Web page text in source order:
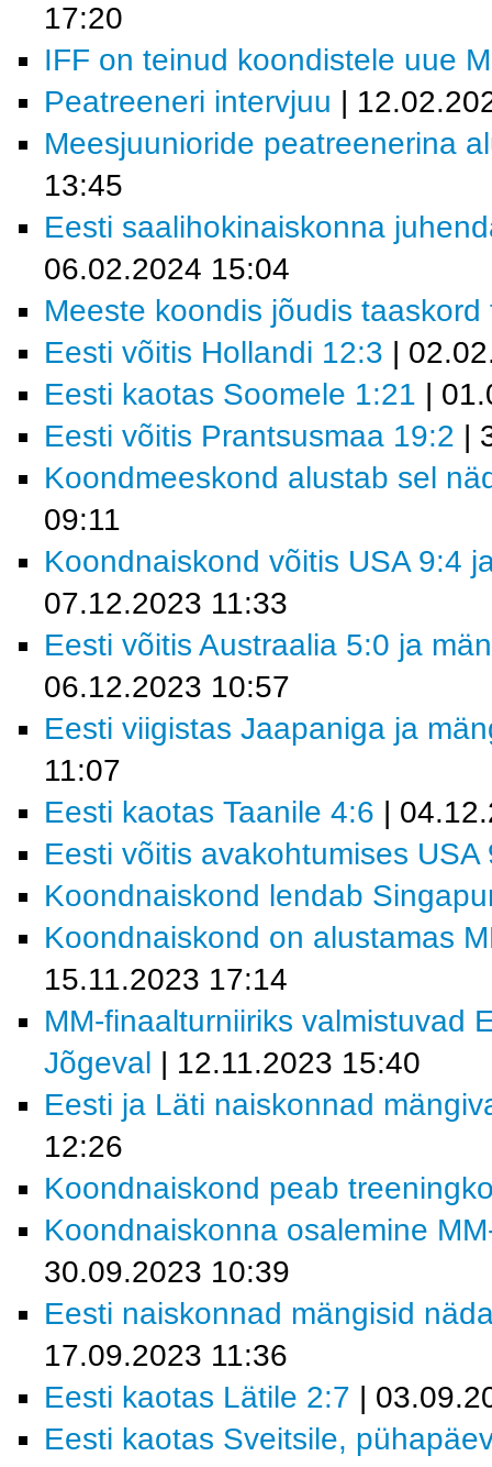
17:20
IFF on teinud koondistele uue
Peatreeneri intervjuu |
Meesjuunioride peatreenerina
13:45
Eesti saalihokinaiskonna
06.02.2024 15:04
Meeste koondis jõudis taaskord
Eesti võitis Hollandi 12:3 |
Eesti kaotas Soomele 1:21 |
Eesti võitis Prantsusmaa 19:2 |
Koondmeeskond alustab sel
09:11
Koondnaiskond võitis USA 9:4
07.12.2023 11:33
Eesti võitis Austraalia 5:0 ja
06.12.2023 10:57
Eesti viigistas Jaapaniga ja
11:07
Eesti kaotas Taanile 4:6 |
Eesti võitis avakohtumises USA
Koondnaiskond lendab
Koondnaiskond on alustamas
15.11.2023 17:14
MM-finaalturniiriks valmistuvad
Jõgeval | 12.11.2023 15:40
Eesti ja Läti naiskonnad
12:26
Koondnaiskond peab
Koondnaiskonna osalemine
30.09.2023 10:39
Eesti naiskonnad mängisid
17.09.2023 11:36
Eesti kaotas Lätile 2:7 |
Eesti kaotas Sveitsile,